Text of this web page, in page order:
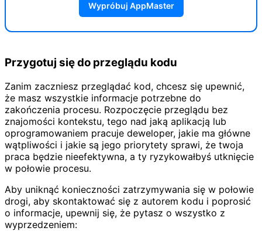
Wypróbuj AppMaster
Przygotuj się do przeglądu kodu
Zanim zaczniesz przeglądać kod, chcesz się upewnić,
że masz wszystkie informacje potrzebne do
zakończenia procesu. Rozpoczęcie przeglądu bez
znajomości kontekstu, tego nad jaką aplikacją lub
oprogramowaniem pracuje deweloper, jakie ma główne
wątpliwości i jakie są jego priorytety sprawi, że twoja
praca będzie nieefektywna, a ty ryzykowałbyś utknięcie
w połowie procesu.
Aby uniknąć konieczności zatrzymywania się w połowie
drogi, aby skontaktować się z autorem kodu i poprosić
o informacje, upewnij się, że pytasz o wszystko z
wyprzedzeniem: